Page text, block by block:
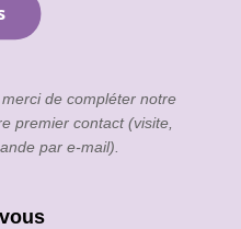
de compléter notre
premier contact (visite,
par e-mail).